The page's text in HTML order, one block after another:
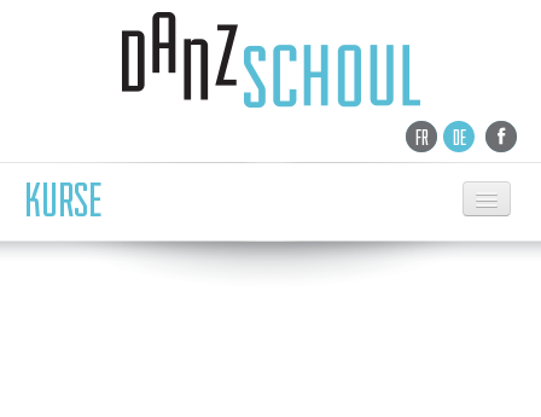
FR DE
KURSE
EMPFANG